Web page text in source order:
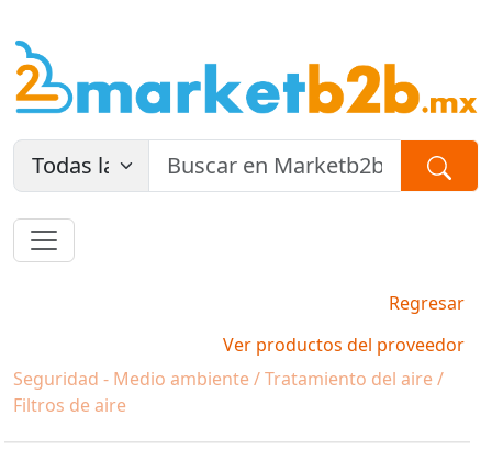
Regresar
Ver productos del proveedor
Seguridad - Medio ambiente / Tratamiento del aire /
Filtros de aire